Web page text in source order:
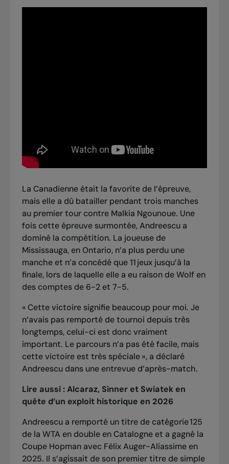
La Canadienne était la favorite de l’épreuve,
mais elle a dû batailler pendant trois manches
au premier tour contre Malkia Ngounoue. Une
fois cette épreuve surmontée, Andreescu a
dominé la compétition. La joueuse de
Mississauga, en Ontario, n’a plus perdu une
manche et n’a concédé que 11 jeux jusqu’à la
finale, lors de laquelle elle a eu raison de Wolf en
des comptes de 6-2 et 7-5.
« Cette victoire signifie beaucoup pour moi. Je
n’avais pas remporté de tournoi depuis très
longtemps, celui-ci est donc vraiment
important. Le parcours n’a pas été facile, mais
cette victoire est très spéciale », a déclaré
Andreescu dans une entrevue d’après-match.
Lire aussi :Alcaraz, Sinner et Swiatek en
quête d’un exploit historique en 2026
Andreescu a remporté un titre de catégorie 125
de la WTA en double en Catalogne et a gagné la
Coupe Hopman avec Félix Auger-Aliassime en
2025. Il s’agissait de son premier titre de simple